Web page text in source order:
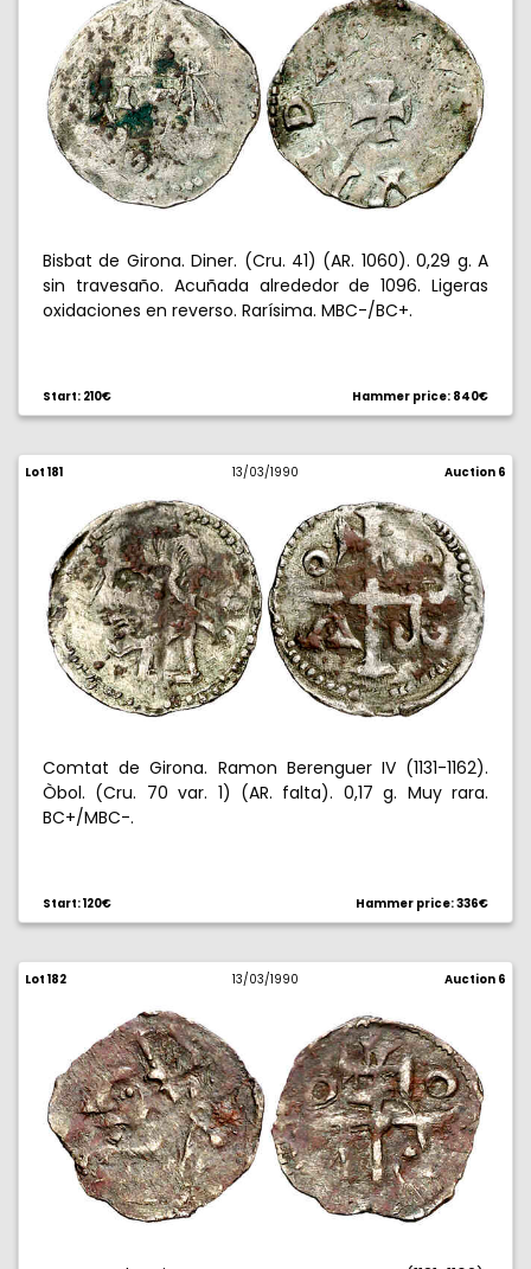
Bisbat de Girona. Diner. (Cru. 41) (AR. 1060). 0,29 g. A
sin travesaño. Acuñada alrededor de 1096. Ligeras
oxidaciones en reverso. Rarísima. MBC-/BC+.
Start: 210€ Hammer price: 840€
Lot 181 13/03/1990 Auction 6
Comtat de Girona. Ramon Berenguer IV (1131-1162).
Òbol. (Cru. 70 var. 1) (AR. falta). 0,17 g. Muy rara.
BC+/MBC-.
Start: 120€ Hammer price: 336€
Lot 182 13/03/1990 Auction 6